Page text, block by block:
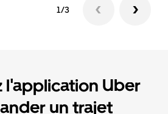
1/3
l'application Uber
un trajet